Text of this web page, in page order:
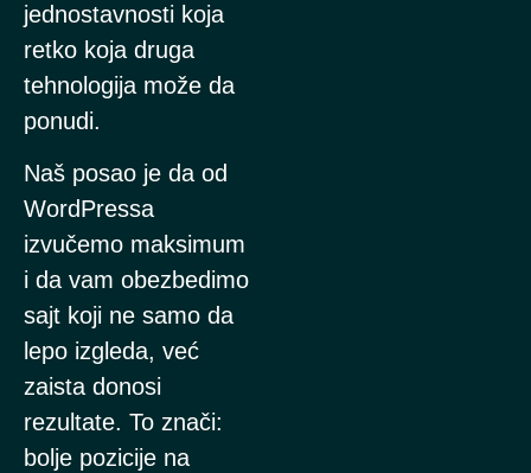
jednostavnosti koja
retko koja druga
tehnologija može da
ponudi.
Naš posao je da od
WordPressa
izvučemo maksimum
i da vam obezbedimo
sajt koji ne samo da
lepo izgleda, već
zaista donosi
rezultate. To znači:
bolje pozicije na